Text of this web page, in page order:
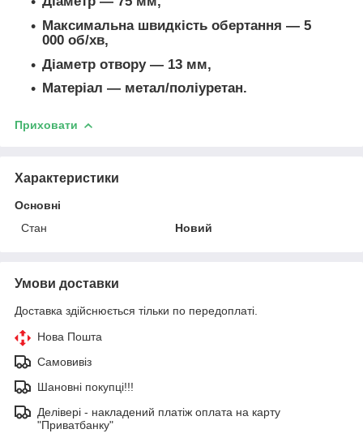
Максимальна швидкість обертання ― 5
000 об/хв,
Діаметр отвору ― 13 мм,
Матеріал ― метал/поліуретан.
Приховати
Характеристики
Основні
Стан
Новий
Умови доставки
Доставка здійснюється тільки по передоплаті.
Нова Пошта
Самовивіз
Шановні покупці!!!
Делівері - накладений платіж оплата на карту
"Приватбанку"